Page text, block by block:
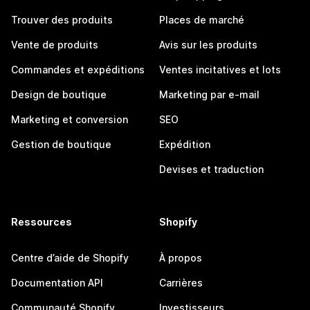
Trouver des produits
Vente de produits
Commandes et expéditions
Design de boutique
Marketing et conversion
Gestion de boutique
Places de marché
Avis sur les produits
Ventes incitatives et lots
Marketing par e-mail
SEO
Expédition
Devises et traduction
Ressources
Centre d’aide de Shopify
Documentation API
Shopify
À propos
Carrières